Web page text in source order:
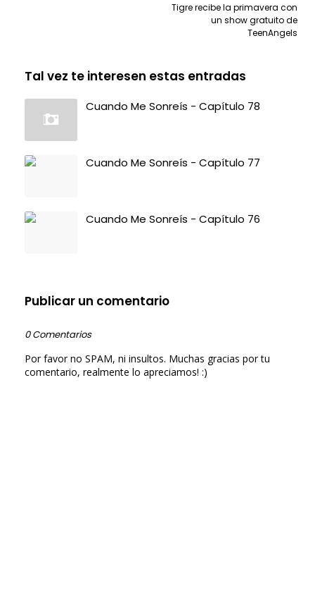
Tigre recibe la primavera con
un show gratuito de
TeenAngels
Tal vez te interesen estas entradas
Cuando Me Sonreís - Capítulo 78
Cuando Me Sonreís - Capítulo 77
Cuando Me Sonreís - Capítulo 76
Publicar un comentario
0 Comentarios
Por favor no SPAM, ni insultos. Muchas gracias por tu
comentario, realmente lo apreciamos! :)